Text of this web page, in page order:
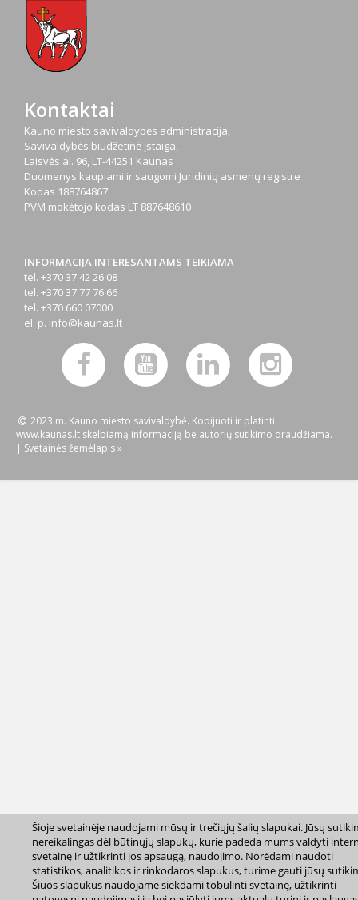
Kontaktai
Kauno miesto savivaldybės administracija,
Savivaldybės biudžetinė įstaiga,
Laisvės al. 96, LT-44251 Kaunas
Duomenys kaupiami ir saugomi Juridinių asmenų registre
Kodas 188764867
PVM mokėtojo kodas LT 887648610
INFORMACIJA INTERESANTAMS TEIKIAMA
tel. +370 37 42 26 08
tel. +370 37 77 76 66
tel. +370 660 07000
el. p. info@kaunas.lt
2023 m. Kauno miesto savivaldybė. Kopijuoti ir platinti
www.kaunas.lt skelbiamą informaciją be autorių sutikimo draudžiama.
| Svetainės žemėlapis »
Šioje svetainėje naudojami mūsų ir trečiųjų šalių slapukai. Jūsų
nereikalingas dėl būtinųjų slapukų, kurie padeda mums valdyti
svetainę ir užtikrinti jos apsaugą, naudojimo. Norėdami naudoti
statistikos, analitikos ir rinkodaros slapukus, turime gauti jūsų
Šiuos slapukus naudojame siekdami tobulinti svetainę, užtikrinti